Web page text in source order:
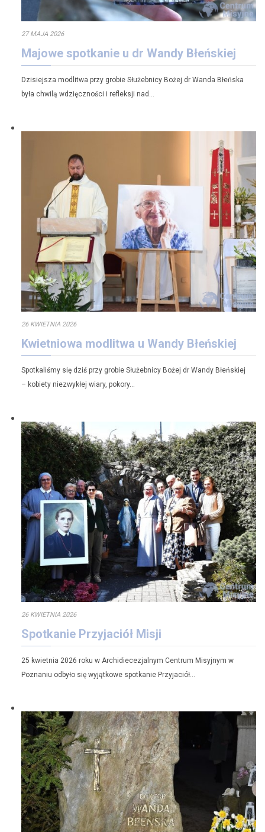
27 MAJA 2026
Majowe spotkanie u dr Wandy Błeńskiej
Dzisiejsza modlitwa przy grobie Służebnicy Bożej dr Wanda Błeńska
była chwilą wdzięczności i refleksji nad…
26 KWIETNIA 2026
Kwietniowa modlitwa u Wandy Błeńskiej
Spotkaliśmy się dziś przy grobie Służebnicy Bożej dr Wandy Błeńskiej
– kobiety niezwykłej wiary, pokory…
26 KWIETNIA 2026
Spotkanie Przyjaciół Misji
25 kwietnia 2026 roku w Archidiecezjalnym Centrum Misyjnym w
Poznaniu odbyło się wyjątkowe spotkanie Przyjaciół…